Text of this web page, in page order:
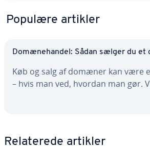
Populære artikler
Do­mæ­ne­han­del: Sådan sælger du et
Køb og salg af domæner kan være
– hvis man ved, hvordan man gør.
Re­la­te­re­de artikler